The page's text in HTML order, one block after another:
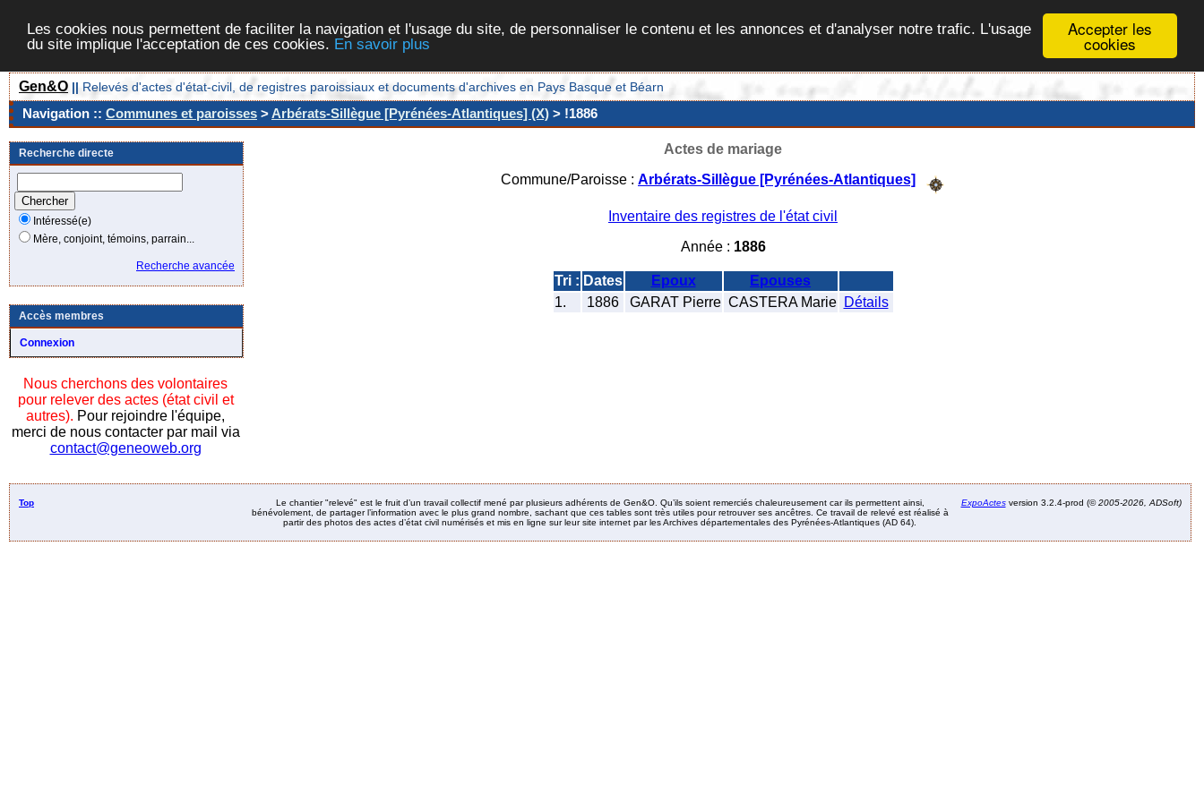
Accepter les
cookies
Les cookies nous permettent de faciliter la navigation et l'usage du site, de personnaliser le contenu et les annonces et d'analyser notre trafic. L'usage
du site implique l'acceptation de ces cookies. En savoir plus
Gen&O || Relevés d'actes d'état-civil, de registres paroissiaux et documents d'archives en Pays Basque et Béarn
Navigation :: Communes et paroisses >Arbérats-Sillègue [Pyrénées-Atlantiques] (X) > !1886
Recherche directe
Intéressé(e)
Mère, conjoint, témoins, parrain...
Recherche avancée
Accès membres
Connexion
Nous cherchons des volontaires
pour relever des actes (état civil et
autres). Pour rejoindre l'équipe,
merci de nous contacter par mail via
contact@geneoweb.org
Actes de mariage
Commune/Paroisse : Arbérats-Sillègue [Pyrénées-Atlantiques]
Inventaire des registres de l'état civil
Année : 1886
Tri : Dates Epoux
Epouses
1.
1886 GARAT Pierre CASTERA Marie Détails
Top
Le chantier "relevé" est le fruit d’un travail collectif mené par plusieurs adhérents de Gen&O. Qu’ils soient remerciés chaleureusement car ils permettent ainsi,
bénévolement, de partager l’information avec le plus grand nombre, sachant que ces tables sont très utiles pour retrouver ses ancêtres. Ce travail de relevé est réalisé à
partir des photos des actes d’état civil numérisés et mis en ligne sur leur site internet par les Archives départementales des Pyrénées-Atlantiques (AD 64).
ExpoActesversion 3.2.4-prod (©2005-2026, ADSoft)